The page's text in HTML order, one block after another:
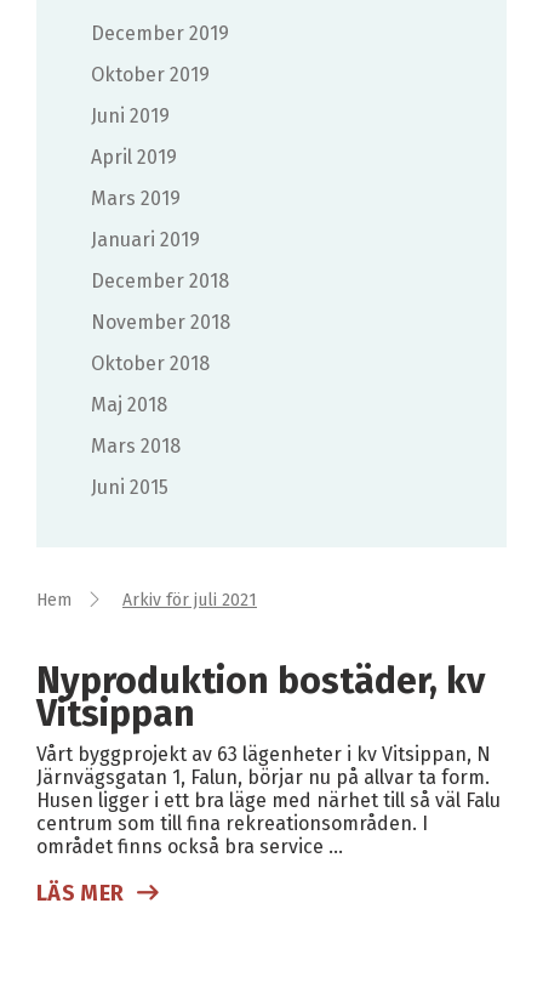
december 2019
oktober 2019
juni 2019
april 2019
mars 2019
januari 2019
december 2018
november 2018
oktober 2018
maj 2018
mars 2018
juni 2015
Hem Arkiv för juli 2021
Nyproduktion bostäder, kv
Vitsippan
Vårt byggprojekt av 63 lägenheter i kv Vitsippan, N
Järnvägsgatan 1, Falun, börjar nu på allvar ta form.
Husen ligger i ett bra läge med närhet till så väl Falu
centrum som till fina rekreationsområden. I
området finns också bra service …
LÄS MER